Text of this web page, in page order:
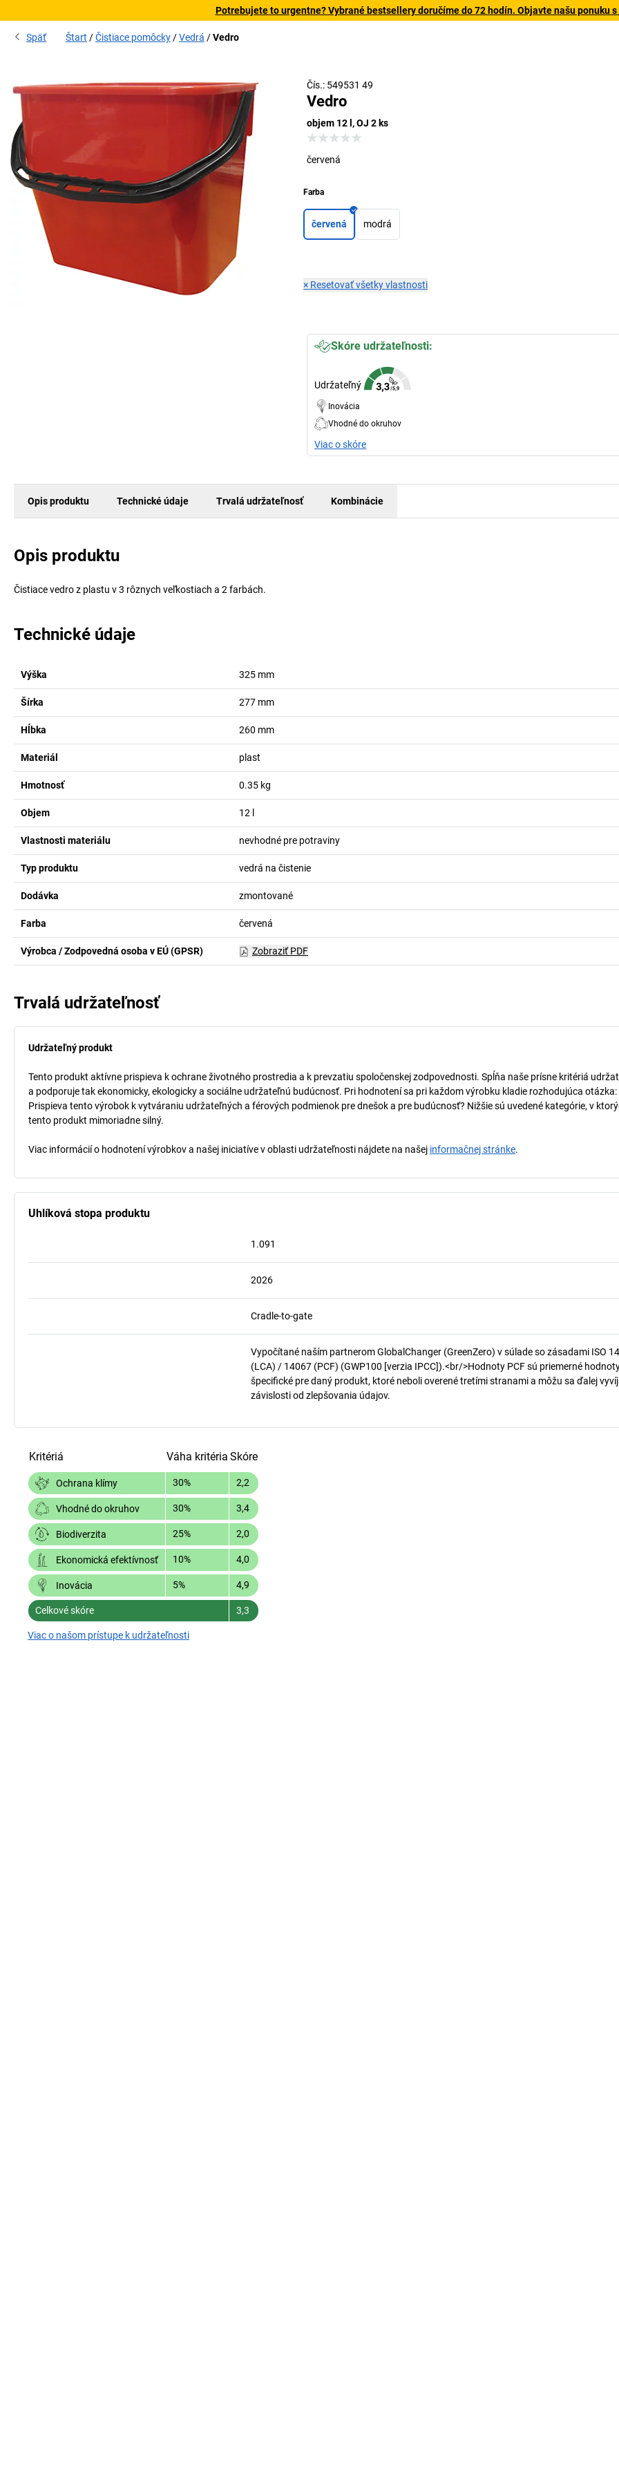
Potrebujete to urgentne? Vybrané bestsellery doručíme do 72 hodín. Objavte našu ponuku
Späť Štart Čistiace pomôcky Vedrá Vedro
Čís.: 549531 49
Vedro
objem 12 l, OJ 2 ks
červená
Farba
červená modrá
× Resetovať všetky vlastnosti
Skóre udržateľnosti:
Udržateľný
Inovácia
Vhodné do okruhov
Viac o skóre
Opis produktu Technické údaje Trvalá udržateľnosť Kombinácie
Opis produktu
Čistiace vedro z plastu v 3 rôznych veľkostiach a 2 farbách.
Technické údaje
Výška 325 mm
Šírka 277 mm
Hĺbka 260 mm
Materiál plast
Hmotnosť 0.35 kg
Objem 12
Vlastnosti materiálu nevhodné pre potraviny
Typ produktu vedrá na čistenie
Dodávka zmontované
Farba červená
Výrobca / Zodpovedná osoba v EÚ (GPSR) Zobraziť PDF
Trvalá udržateľnosť
Udržateľný produkt
Tento produkt aktívne prispieva k ochrane životného prostredia a k prevzatiu spoločenskej zodpovednosti. Spĺňa naše prísne kritériá
a podporuje tak ekonomicky, ekologicky a sociálne udržateľnú budúcnosť. Pri hodnotení sa pri každom výrobku kladie rozhodujúca otázka:
Prispieva tento výrobok k vytváraniu udržateľných a férových podmienok pre dnešok a pre budúcnosť? Nižšie sú uvedené kategórie, v
tento produkt mimoriadne silný.
Viac informácií o hodnotení výrobkov a našej iniciatíve v oblasti udržateľnosti nájdete na našej informačnej stránke.
Uhlíková stopa produktu
1.091
2026
Cradle-to-gate
Vypočítané naším partnerom GlobalChanger (GreenZero) v súlade so zásadami ISO
(LCA) / 14067 (PCF) (GWP100 [verzia IPCC]).<br/>Hodnoty PCF sú priemerné
špecifické pre daný produkt, ktoré neboli overené tretími stranami a môžu sa ďalej
závislosti od zlepšovania údajov.
Kritériá Váha kritéria Skóre
Ochrana klímy 30% 2,2
Vhodné do okruhov 30% 3,4
Biodiverzita 25% 2,0
Ekonomická efektívnosť 10% 4,0
Inovácia 5% 4,9
Celkové skóre 3,3
Viac o našom prístupe k udržateľnosti